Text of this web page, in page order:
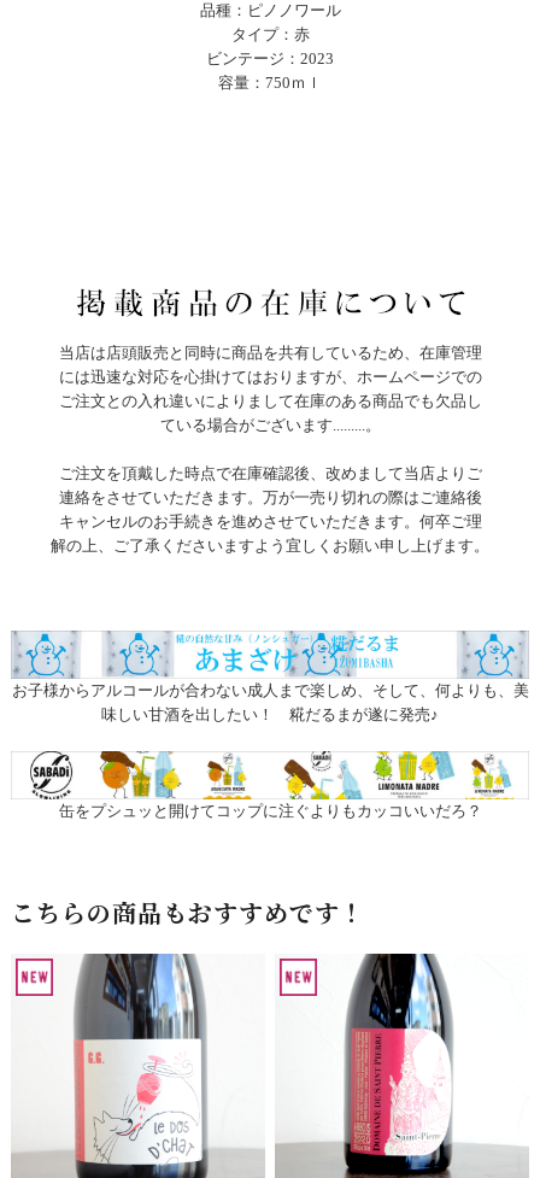
品種：ピノノワール
タイプ：赤
ビンテージ：2023
容量：750ｍｌ
当店は店頭販売と同時に商品を共有しているため、在庫管理
には迅速な対応を心掛けてはおりますが、ホームページでの
ご注文との入れ違いによりまして在庫のある商品でも欠品し
ている場合がございます.........。
ご注文を頂戴した時点で在庫確認後、改めまして当店よりご
連絡をさせていただきます。万が一売り切れの際はご連絡後
キャンセルのお手続きを進めさせていただきます。何卒ご理
解の上、ご了承くださいますよう宜しくお願い申し上げます。
お子様からアルコールが合わない成人まで楽しめ、そして、何よりも、美
味しい甘酒を出したい！ 糀だるまが遂に発売♪
缶をプシュッと開けてコップに注ぐよりもカッコいいだろ？
こちらの商品もおすすめです！